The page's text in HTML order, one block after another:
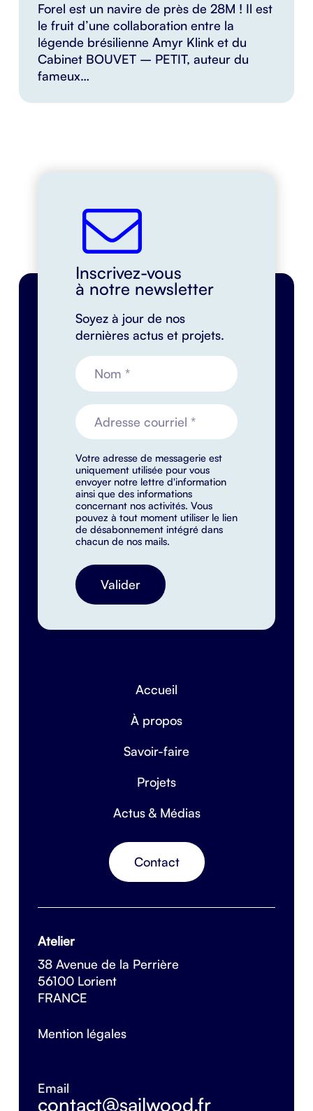
Forel est un navire de près de 28M ! Il est
le fruit d’une collaboration entre la
légende brésilienne Amyr Klink et du
Cabinet BOUVET – PETIT, auteur du
fameux…
Inscrivez-vous
à notre newsletter
Soyez à jour de nos
dernières actus et projets.
Votre adresse de messagerie est
uniquement utilisée pour vous
envoyer notre lettre d'information
ainsi que des informations
concernant nos activités. Vous
pouvez à tout moment utiliser le lien
de désabonnement intégré dans
chacun de nos mails.
Accueil
À propos
Savoir-faire
Projets
Actus & Médias
Contact
Atelier
38 Avenue de la Perrière
56100 Lorient
FRANCE
Mention légales
Email
contact@sailwood.fr